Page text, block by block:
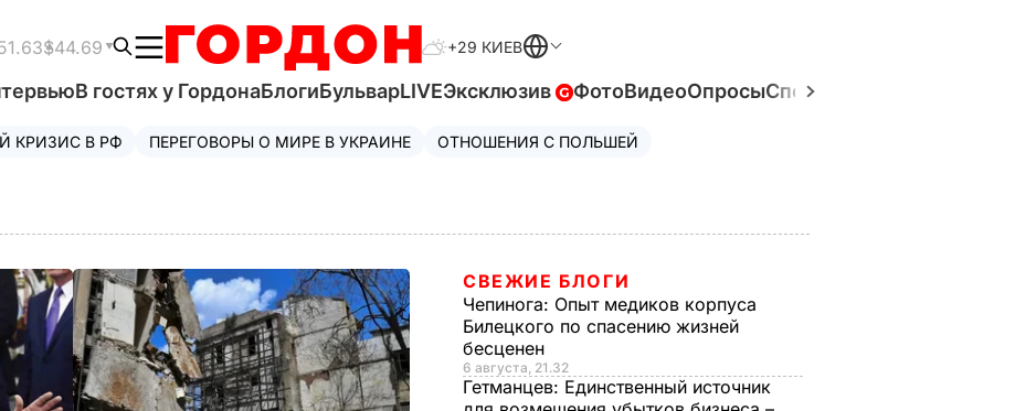
$44.69 +29 КИЕВ
В гостях у ГордонаБлогиБульварLIVEЭксклюзив ФотоВидеоОпросыСпецпроекты
КРИЗИС В РФ ПЕРЕГОВОРЫ О МИРЕ В УКРАИНЕ ОТНОШЕНИЯ С ПОЛЬШЕЙ
СВЕЖИЕ БЛОГИ
Чепинога: Опыт медиков корпуса
Билецкого по спасению жизней
бесценен
6 августа, 21.32
Гетманцев: Единственный источник